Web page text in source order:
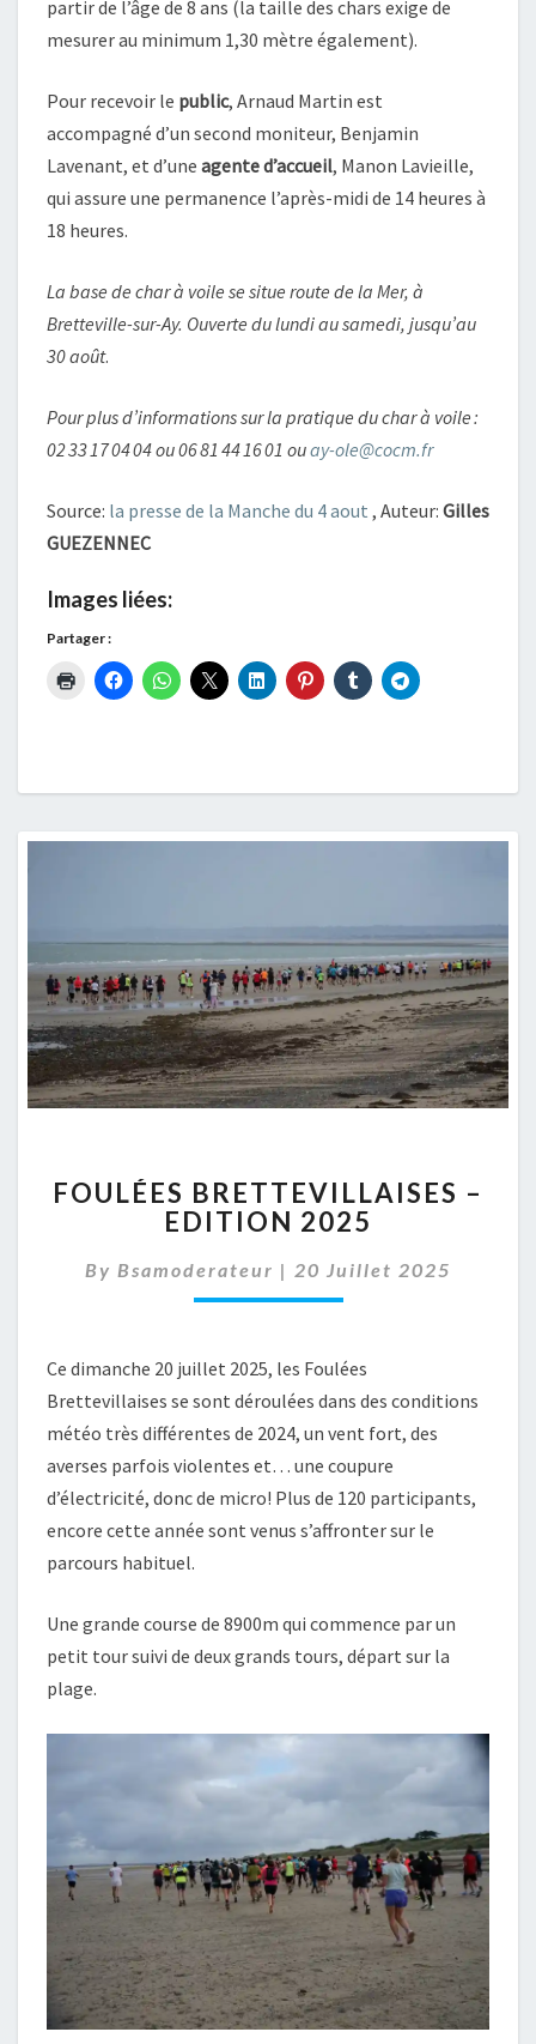
partir de l’âge de 8 ans (la taille des chars exige de
mesurer au minimum 1,30 mètre également).
Pour recevoir le public, Arnaud Martin est
accompagné d’un second moniteur, Benjamin
Lavenant, et d’une agente d’accueil, Manon Lavieille,
qui assure une permanence l’après-midi de 14 heures à
18 heures.
La base de char à voile se situe route de la Mer, à
Bretteville-sur-Ay. Ouverte du lundi au samedi, jusqu’au
30 août.
Pour plus d’informations sur la pratique du char à voile :
02 33 17 04 04 ou 06 81 44 16 01 ouay-ole@cocm.fr
Source: la presse de la Manche du 4 aout , Auteur: Gilles
GUEZENNEC
Images liées:
Partager :
BRETTEVILLAISES
–
2025
FOULÉES BRETTEVILLAISES –
EDITION 2025
By Bsamoderateur | 20 Juillet 2025
Ce dimanche 20 juillet 2025, les Foulées
Brettevillaises se sont déroulées dans des conditions
météo très différentes de 2024, un vent fort, des
averses parfois violentes et… une coupure
d’électricité, donc de micro! Plus de 120 participants,
encore cette année sont venus s’affronter sur le
parcours habituel.
Une grande course de 8900m qui commence par un
petit tour suivi de deux grands tours, départ sur la
plage.